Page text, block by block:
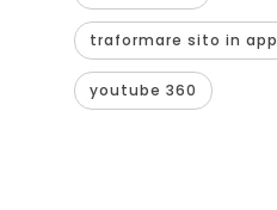
traformare sito in app
youtube 360